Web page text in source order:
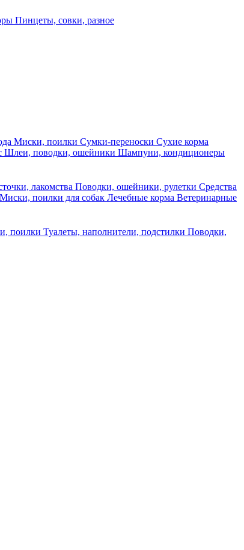
Пинцеты, совки, разное
Миски, поилки Сумки-переноски Сухие корма
Шлеи, поводки, ошейники Шампуни, кондиционеры
лакомства Поводки, ошейники, рулетки Средства
Миски, поилки для собак Лечебные корма Ветеринарные
поилки Туалеты, наполнители, подстилки Поводки,